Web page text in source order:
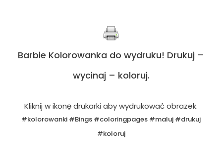
Barbie Kolorowanka do wydruku! Drukuj –
wycinaj – koloruj.
Kliknij w ikonę drukarki aby wydrukować obrazek.
#kolorowanki #Bings #coloringpages #maluj #drukuj
#koloruj